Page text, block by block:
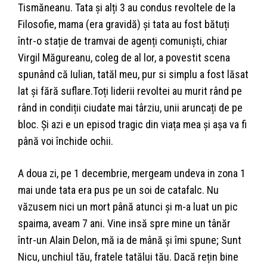
Tismăneanu. Tata și alți 3 au condus revoltele de la
Filosofie, mama (era gravidă) și tata au fost bătuți
într-o stație de tramvai de agenți comuniști, chiar
Virgil Măgureanu, coleg de al lor, a povestit scena
spunând că Iulian, tatăl meu, pur si simplu a fost lăsat
lat și fără suflare.Toți liderii revoltei au murit rând pe
rând in condiții ciudate mai târziu, unii aruncați de pe
bloc. Și azi e un episod tragic din viața mea și așa va fi
până voi închide ochii.
A doua zi, pe 1 decembrie, mergeam undeva in zona 1
mai unde tata era pus pe un soi de catafalc. Nu
văzusem nici un mort până atunci și m-a luat un pic
spaima, aveam 7 ani. Vine insă spre mine un tânăr
într-un Alain Delon, mă ia de mână și îmi spune; Sunt
Nicu, unchiul tău, fratele tatălui tău. Dacă rețin bine